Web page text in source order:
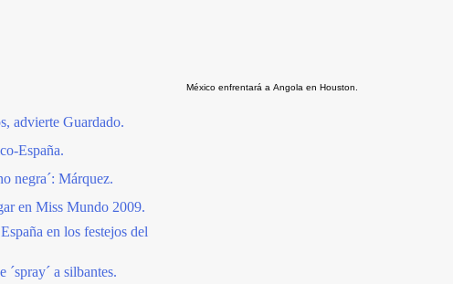
México enfrentará a Angola en Houston.
advierte Guardado.
España.
negra´: Márquez.
en Miss Mundo 2009.
en los festejos del
a silbantes.